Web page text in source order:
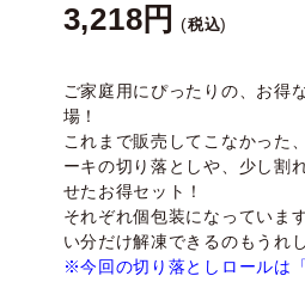
3,218 税込
ご家庭用にぴったりの、お得
場！
これまで販売してこなかった
ーキの切り落としや、少し割
せたお得セット！
それぞれ個包装になっていま
い分だけ解凍できるのもうれ
※今回の切り落としロールは